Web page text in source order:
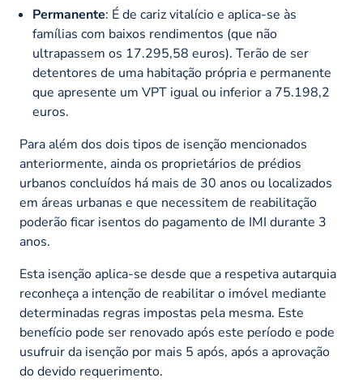
Permanente: É de cariz vitalício e aplica-se às
famílias com baixos rendimentos (que não
ultrapassem os 17.295,58 euros). Terão de ser
detentores de uma habitação própria e permanente
que apresente um VPT igual ou inferior a 75.198,2
euros.
Para além dos dois tipos de isenção mencionados
anteriormente, ainda os proprietários de prédios
urbanos concluídos há mais de 30 anos ou localizados
em áreas urbanas e que necessitem de reabilitação
poderão ficar isentos do pagamento de IMI durante 3
anos.
Esta isenção aplica-se desde que a respetiva autarquia
reconheça a intenção de reabilitar o imóvel mediante
determinadas regras impostas pela mesma. Este
benefício pode ser renovado após este período e pode
usufruir da isenção por mais 5 após, após a aprovação
do devido requerimento.